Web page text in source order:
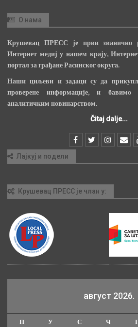
О нама
Крушевац ПРЕСС је први званично
Интернет медиј у нашем крају,
портал за грађане Расинског округа.
Наши циљеви и задаци су да
проверене информације, и
аналитичким новинарством.
Čitaj dalje...
Лајкуј и подели
Крушевац ПРЕСС је члан у:
август 2026.
П У С Ч